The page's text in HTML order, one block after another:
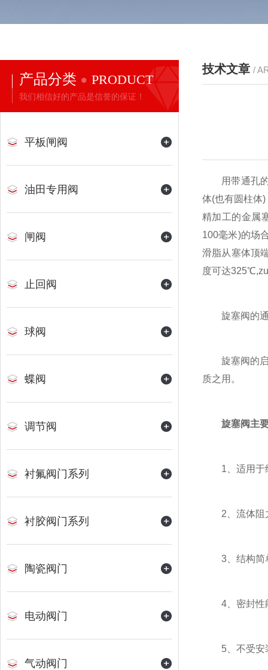
产品分类 PRODUCT
我们相信好的产品是信誉的保证！
平板闸阀
油田专用阀
闸阀
止回阀
球阀
蝶阀
调节阀
衬氟阀门系列
衬胶阀门系列
陶瓷阀门
电动阀门
气动阀门
技术文章 /
用带通孔的
体(也有圆柱体
精加工的金属
100毫米)的场
滑脂从塞体顶
度可达
旋塞阀的通
旋塞阀的启
质之用。
旋塞阀主
1、适用于经
2、流体阻
3、结构简单
4、密封性
5、不受安装